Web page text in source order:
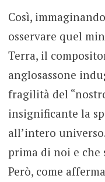
Così,
osservare quel
Terra, il
anglosassone
fragilità del
insignificante la
all’intero
prima di noi e che
Però, come